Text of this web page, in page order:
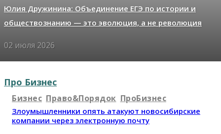
Юлия Дружинина: Объединение ЕГЭ по истории и
обществознанию — это эволюция, а не революция
02 июля 2026
Про Бизнес
Бизнес Право&Порядок ПроБизнес
Злоумышленники опять атакуют новосибирские
компании через электронную почту